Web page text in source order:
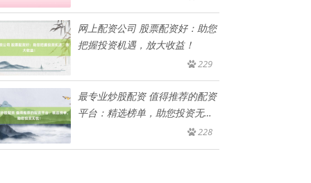
网上配资公司 股票配资好：助您
把握投资机遇，放大收益！
229
最专业炒股配资 值得推荐的配资
平台：精选榜单，助您投资无
228